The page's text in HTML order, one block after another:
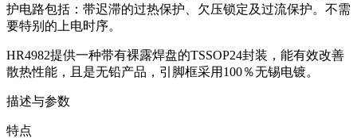
护电路包括：带迟滞的过热保护、欠压锁定及过流保护。不需
要特别的上电时序。
HR4982提供一种带有裸露焊盘的TSSOP24封装，能有效改善
散热性能，且是无铅产品，引脚框采用100％无锡电镀。
描述与参数
特点